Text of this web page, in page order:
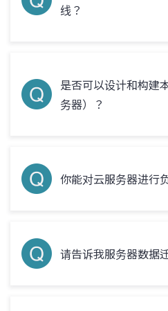
线？
是否可以设计和构建
务器）？
你能对云服务器进行
请告诉我服务器数据